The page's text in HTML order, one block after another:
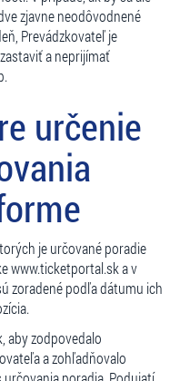
zjavne neodôvodnené
Prevádzkovateľ je
a neprijímať
určenie
je určované poradie
www.ticketportal.sk a v
zoradené podľa dátumu ich
aby zodpovedalo
a zohľadňovalo